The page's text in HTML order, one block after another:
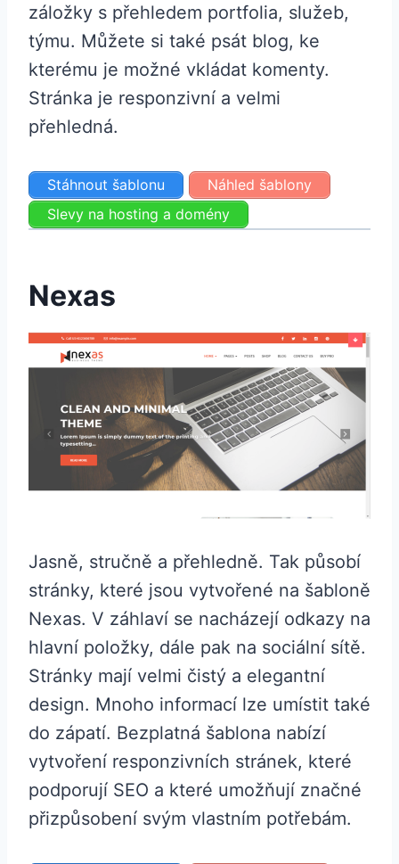
záložky s přehledem portfolia, služeb,
týmu. Můžete si také psát blog, ke
kterému je možné vkládat komenty.
Stránka je responzivní a velmi
přehledná.
Stáhnout šablonu
Náhled šablony
Slevy na hosting a domény
Nexas
Jasně, stručně a přehledně. Tak působí
stránky, které jsou vytvořené na šabloně
Nexas. V záhlaví se nacházejí odkazy na
hlavní položky, dále pak na sociální sítě.
Stránky mají velmi čistý a elegantní
design. Mnoho informací lze umístit také
do zápatí. Bezplatná šablona nabízí
vytvoření responzivních stránek, které
podporují SEO a které umožňují značné
přizpůsobení svým vlastním potřebám.